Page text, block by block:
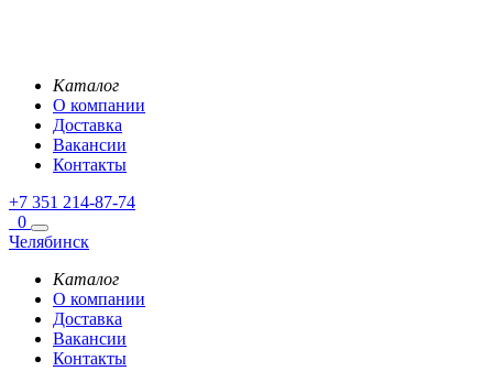
Каталог
О компании
Доставка
Вакансии
Контакты
+7 351 214-87-74
0
Челябинск
Каталог
О компании
Доставка
Вакансии
Контакты